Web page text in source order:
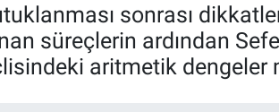
sonrası
süreçlerin ardından
aritmetik dengeler